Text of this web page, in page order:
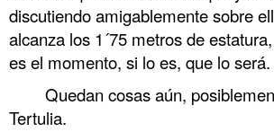
discutiendo amigablemente sobre
alcanza los 1´75 metros de
es el momento, si lo es, que lo será.
Quedan cosas aún,
Tertulia.